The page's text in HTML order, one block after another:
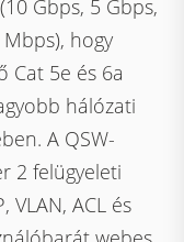
Gbps, 5 Gbps,
hogy
Cat 5e és 6a
hálózati
A QSW-
2 felügyeleti
VLAN, ACL és